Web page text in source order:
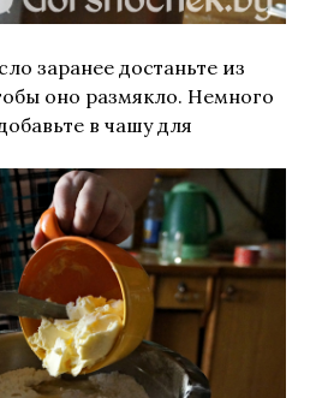
заранее достаньте из
оно размякло. Немного
в чашу для